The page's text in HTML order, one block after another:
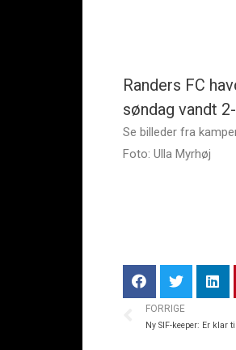
Randers FC
søndag vandt
Se billeder fra
Foto: Ulla Myrhøj
FORRIGE
Ny SIF-keeper: Er klar